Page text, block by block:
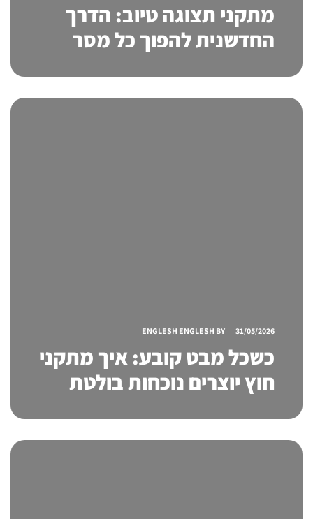
מתקני תצוגה טיוב: הדרך
החדשנית להפוך כל מסר
31/05/2026
BY
ENGLESH ENGLESH
כשכל מבט קובע: איך מתקני
חוץ יוצרים נוכחות בולטת